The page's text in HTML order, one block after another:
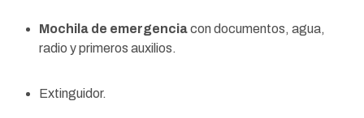
Mochila de emergenciacon documentos, agua,
radio y primeros auxilios.
Extinguidor.